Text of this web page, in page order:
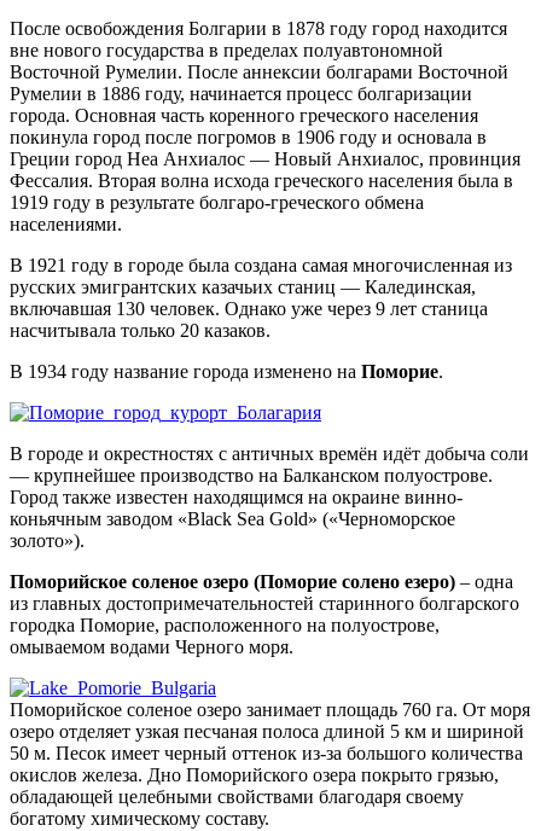
После освобождения Болгарии в 1878 году город находится
вне нового государства в пределах полуавтономной
Восточной Румелии. После аннексии болгарами Восточной
Румелии в 1886 году, начинается процесс болгаризации
города. Основная часть коренного греческого населения
покинула город после погромов в 1906 году и основала в
Греции город Неа Анхиалос — Новый Анхиалос, провинция
Фессалия. Вторая волна исхода греческого населения былa в
1919 году в результате болгаро-греческого обмена
населениями.
В 1921 году в городе была создана самая многочисленная из
русских эмигрантских казачьих станиц — Калединская,
включавшая 130 человек. Однако уже через 9 лет станица
насчитывала только 20 казаков.
В 1934 году название города изменено на Поморие.
В городе и окрестностях с античных времён идёт добыча соли
— крупнейшее производство на Балканском полуострове.
Город также известен находящимся на окраине винно-
коньячным заводом «Black Sea Gold» («Черноморское
золото»).
Поморийское соленое озеро (Поморие солено езеро) – одна
из главных достопримечательностей старинного болгарского
городка Поморие, расположенного на полуострове,
омываемом водами Черного моря.
Поморийское соленое озеро занимает площадь 760 га. От моря
озеро отделяет узкая песчаная полоса длиной 5 км и шириной
50 м. Песок имеет черный оттенок из-за большого количества
окислов железа. Дно Поморийского озера покрыто грязью,
обладающей целебными свойствами благодаря своему
богатому химическому составу.